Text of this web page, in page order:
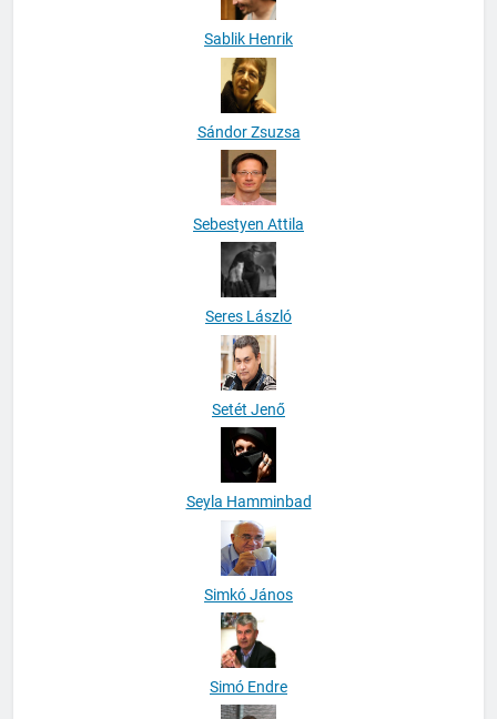
Sablik Henrik
Sándor Zsuzsa
Sebestyen Attila
Seres László
Setét Jenő
Seyla Hamminbad
Simkó János
Simó Endre